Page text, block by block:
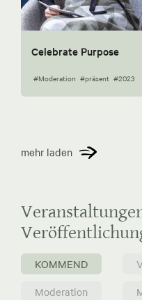
Celebrate Purpose
#Moderation #präsent #2023
mehr laden
KOMMEND
Moderation